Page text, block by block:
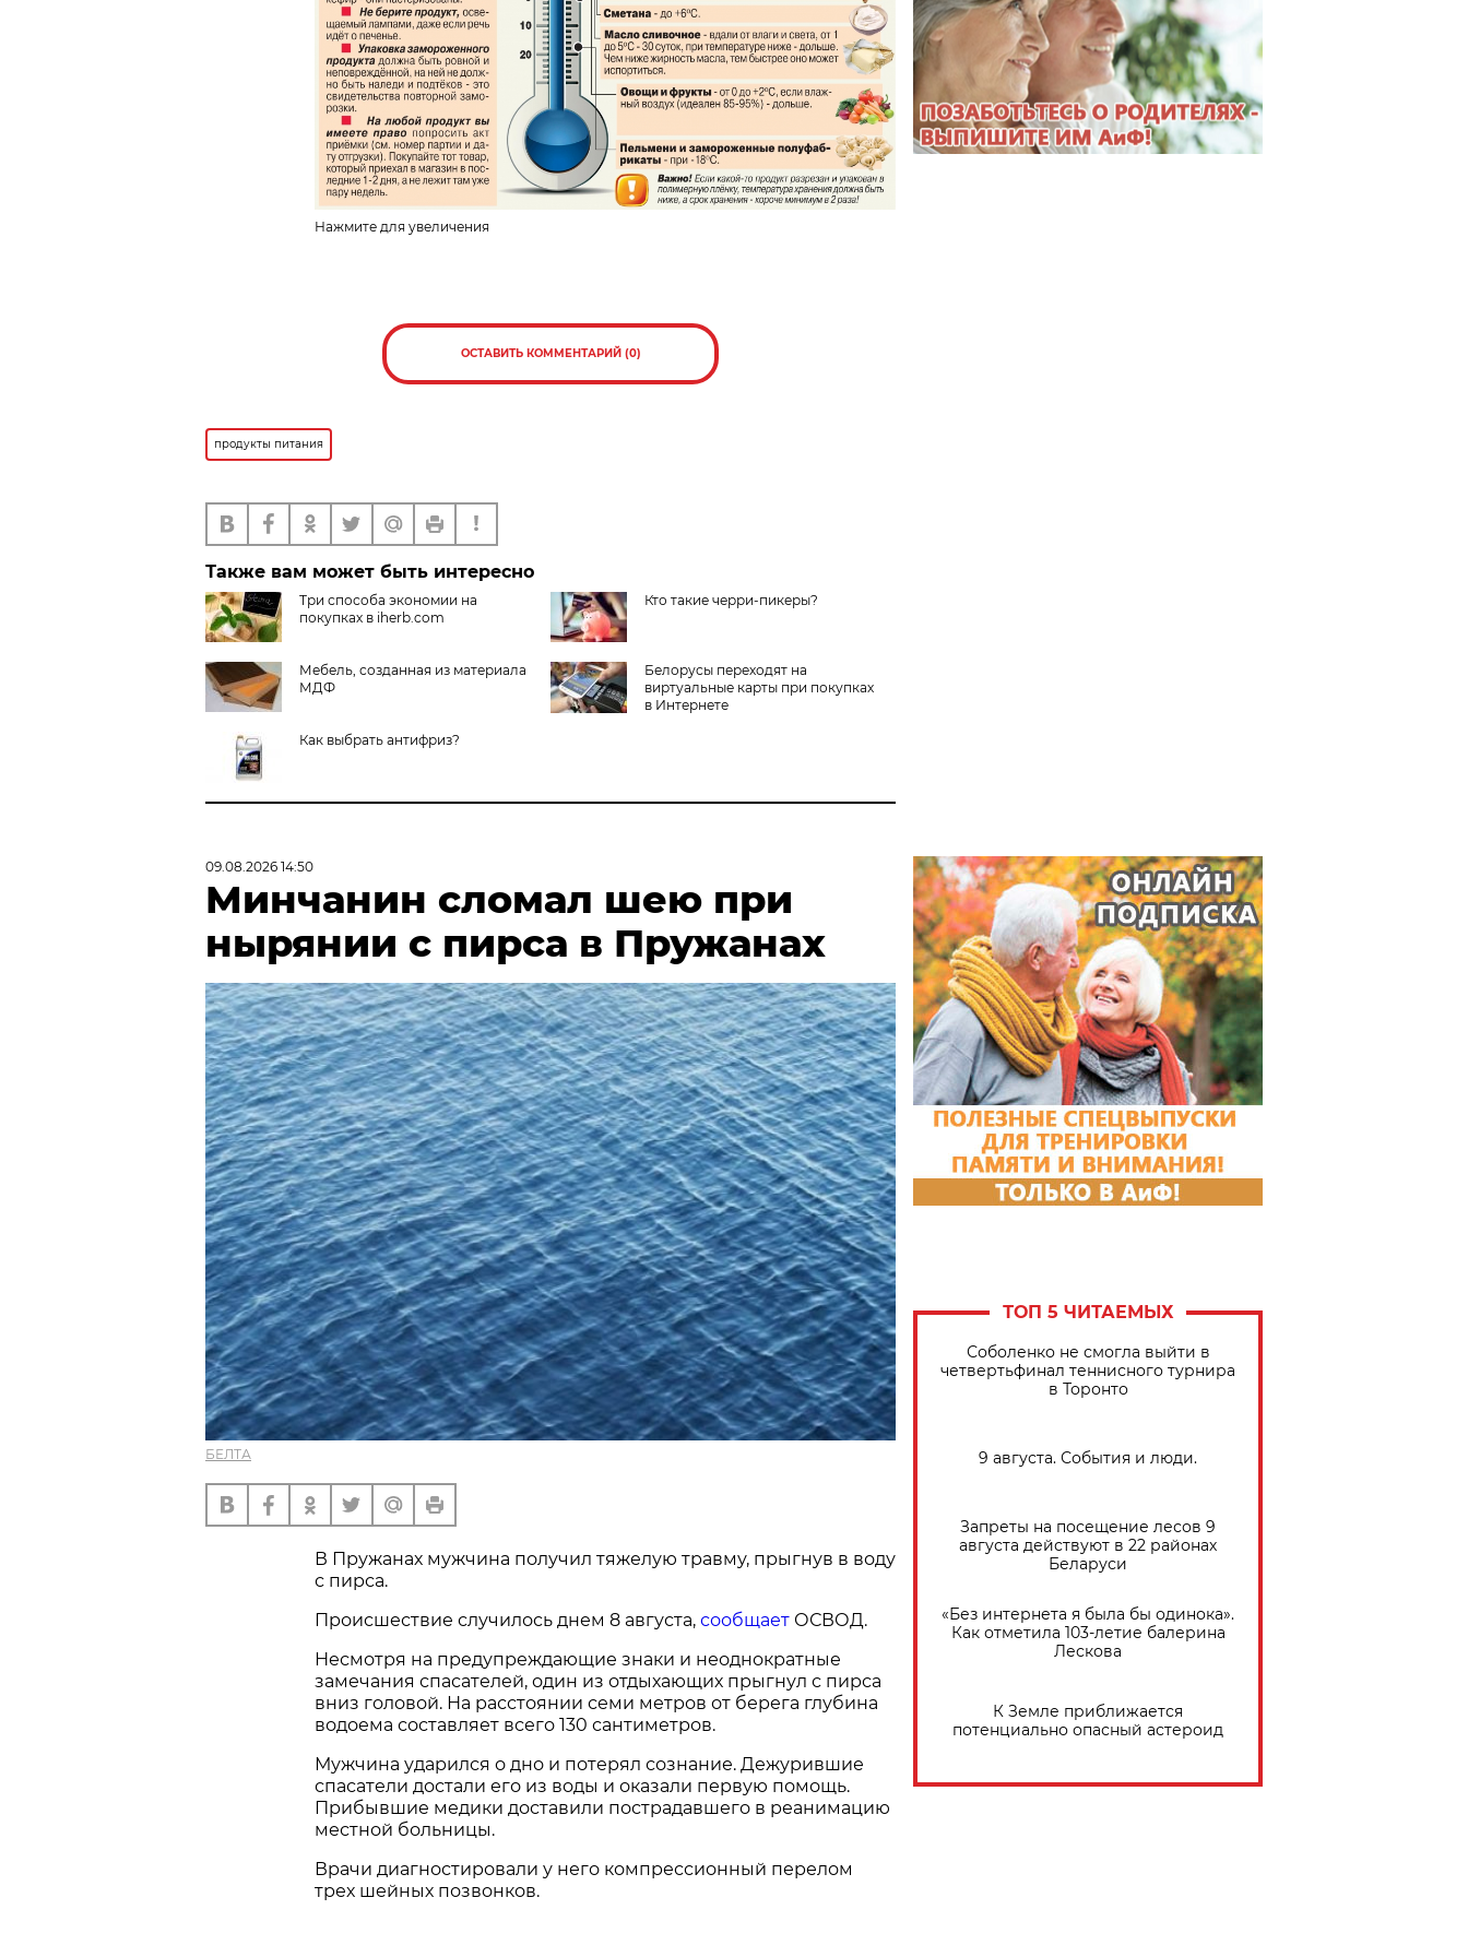
Нажмите для увеличения
ОСТАВИТЬ КОММЕНТАРИЙ (0)
продукты питания
Также вам может быть интересно
Три способа экономии на
покупках в iherb.com
Кто такие черри-пикеры?
Мебель, созданная из материала
МДФ
Белорусы переходят на
виртуальные карты при покупках
в Интернете
Как выбрать антифриз?
09.08.2026 14:50
Минчанин сломал шею при
нырянии с пирса в Пружанах
БЕЛТА
В Пружанах мужчина получил тяжелую травму, прыгнув в воду
с пирса.
Происшествие случилось днем 8 августа, сообщает ОСВОД.
Несмотря на предупреждающие знаки и неоднократные
замечания спасателей, один из отдыхающих прыгнул с пирса
вниз головой. На расстоянии семи метров от берега глубина
водоема составляет всего 130 сантиметров.
Мужчина ударился о дно и потерял сознание. Дежурившие
спасатели достали его из воды и оказали первую помощь.
Прибывшие медики доставили пострадавшего в реанимацию
местной больницы.
Врачи диагностировали у него компрессионный перелом
трех шейных позвонков.
ТОП 5 ЧИТАЕМЫХ
Соболенко не смогла выйти в
четвертьфинал теннисного турнира
в Торонто
9 августа. События и люди.
Запреты на посещение лесов 9
августа действуют в 22 районах
Беларуси
«Без интернета я была бы одинока».
Как отметила 103-летие балерина
Лескова
К Земле приближается
потенциально опасный астероид